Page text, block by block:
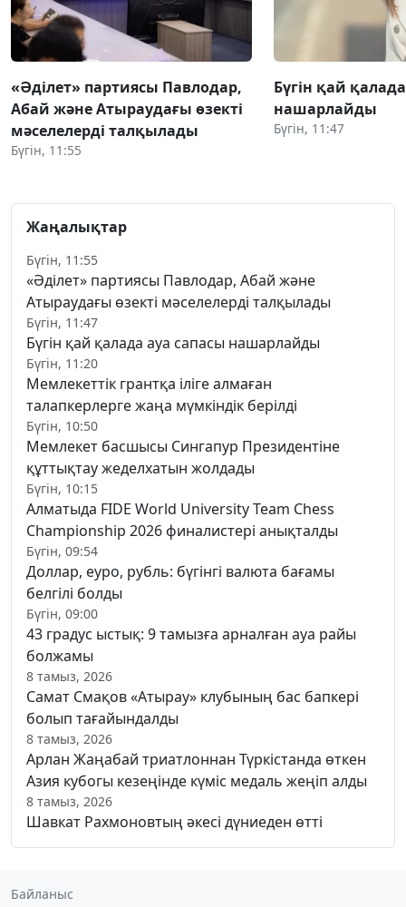
«Әділет» партиясы Павлодар,
Абай және Атыраудағы өзекті
мәселелерді талқылады
Бүгін, 11:55
Бүгін қай
нашарлайды
Бүгін, 11:47
Жаңалықтар
Бүгін, 11:55
«Әділет» партиясы Павлодар, Абай және
Атыраудағы өзекті мәселелерді талқылады
Бүгін, 11:47
Бүгін қай қалада ауа сапасы нашарлайды
Бүгін, 11:20
Мемлекеттік грантқа іліге алмаған
талапкерлерге жаңа мүмкіндік берілді
Бүгін, 10:50
Мемлекет басшысы Сингапур Президентіне
құттықтау жеделхатын жолдады
Бүгін, 10:15
Алматыда FIDE World University Team Chess
Championship 2026 финалистері анықталды
Бүгін, 09:54
Доллар, еуро, рубль: бүгінгі валюта бағамы
белгілі болды
Бүгін, 09:00
43 градус ыстық: 9 тамызға арналған ауа райы
болжамы
8 тамыз, 2026
Самат Смақов «Атырау» клубының бас бапкері
болып тағайындалды
8 тамыз, 2026
Арлан Жаңабай триатлоннан Түркістанда өткен
Азия кубогы кезеңінде күміс медаль жеңіп алды
8 тамыз, 2026
Шавкат Рахмоновтың әкесі дүниеден өтті
Байланыс